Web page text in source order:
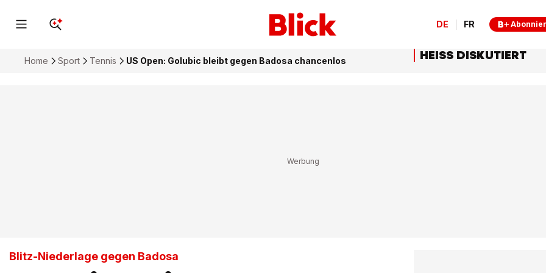
DE FR
Home Sport Tennis US Open: Golubic bleibt gegen Badosa chancenlos
Blitz-Niederlage gegen Badosa
HEISS DISKUTIERT